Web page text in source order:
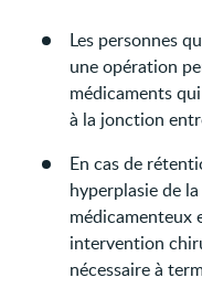
Les personnes
une opération
médicaments
à la jonction
En cas de
hyperplasie de
médicamenteux
intervention
nécessaire à